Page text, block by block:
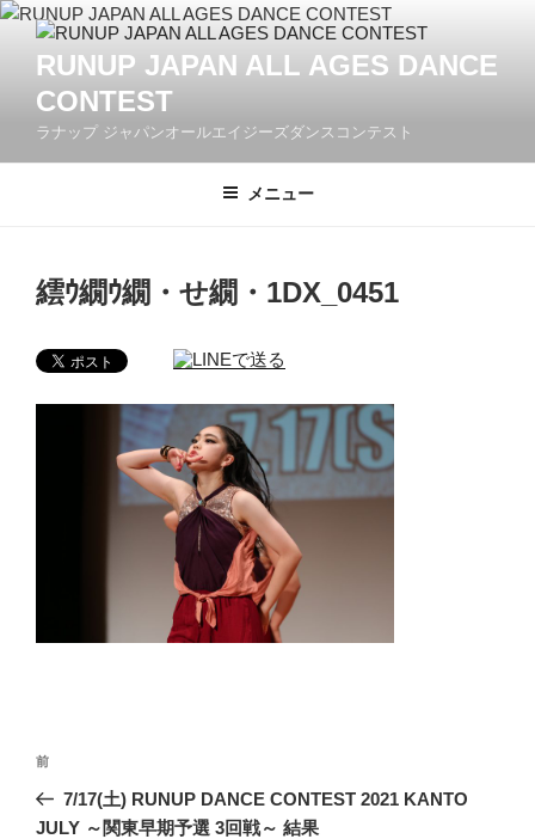
コ
RUNUP JAPAN ALL AGES DANCE
CONTEST
ラナップ ジャパンオールエイジーズダンスコンテスト
メニュー
繧ｳ繝ｳ繝・せ繝・1DX_0451
投
ナ
前
の
投
前
7/17(土) RUNUP DANCE CONTEST 2021 KANTO
JULY ～関東早期予選 3回戦～ 結果